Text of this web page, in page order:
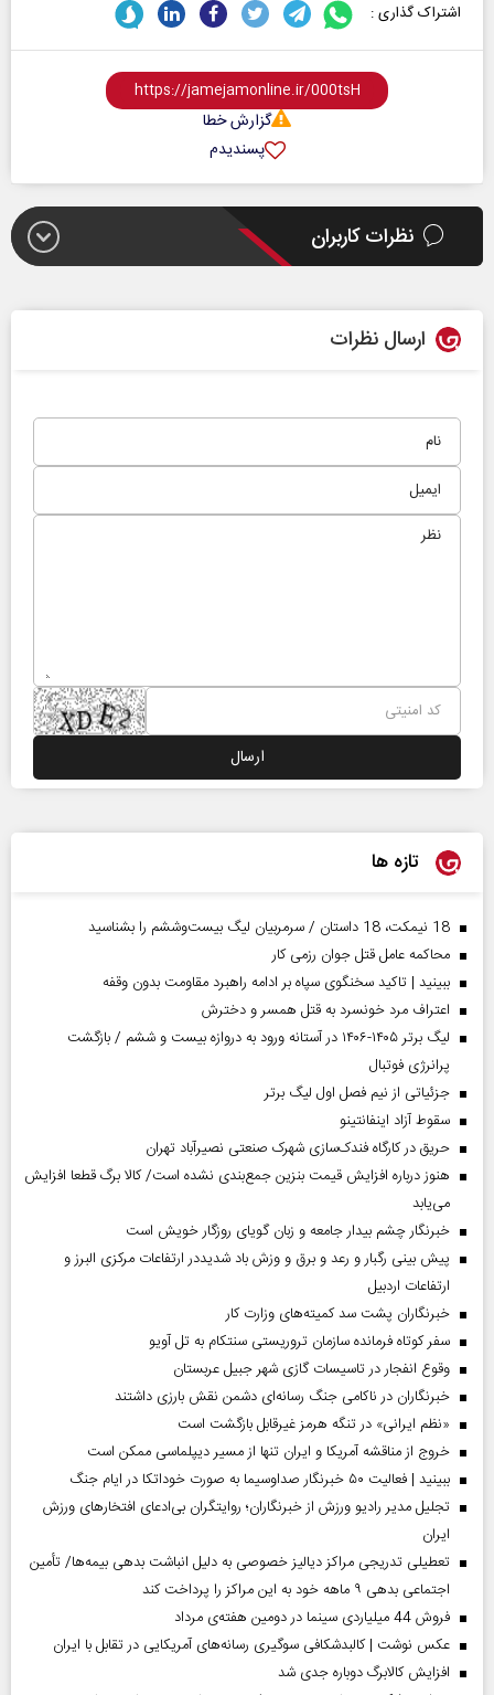
اشتراک گذاری :
گزارش خطا
پسندیدم
نظرات کاربران
ارسال نظرات
تازه ها
18 نیمکت، 18 داستان / سرمربیان لیگ بیست‌وششم را بشناسید
محاکمه عامل قتل جوان رزمی کار
ببینید | تاکید سخنگوی سپاه بر ادامه راهبرد مقاومت بدون وقفه
اعتراف مرد خونسرد به قتل همسر و دخترش
لیگ برتر ۱۴۰۵-۱۴۰۶ در آستانه ورود به دروازه بیست و ششم / بازگشت
پرانرژی فوتبال
جزئیاتی از نیم فصل اول لیگ برتر
سقوط آزاد اینفانتینو
حریق در کارگاه فندک‌سازی شهرک صنعتی نصیرآباد تهران
هنوز درباره افزایش قیمت بنزین جمع‌بندی نشده است/ کالا برگ قطعا افزایش
می‌یابد
خبرنگار چشم بیدار جامعه و زبان گویای روزگار خویش است
پیش بینی رگبار و رعد و برق و وزش باد شدیددر ارتفاعات مرکزی البرز و
ارتفاعات اردبیل
خبرنگاران پشت سد کمیته‌های وزارت کار
سفر کوتاه فرمانده سازمان تروریستی سنتکام به تل آویو
وقوع انفجار در تاسیسات گازی شهر جبیل عربستان
خبرنگاران در ناکامی جنگ رسانه‌ای دشمن نقش بارزی داشتند
«نظم ایرانی» در تنگه هرمز غیرقابل بازگشت است
خروج از مناقشه آمریکا و ایران تنها از مسیر دیپلماسی ممکن است
ببینید | فعالیت ۵۰ خبرنگار صداوسیما به صورت خوداتکا در ایام جنگ
تجلیل مدیر رادیو ورزش از خبرنگاران؛ روایتگران بی‌ادعای افتخارهای ورزش
ایران
تعطیلی تدریجی مراکز دیالیز خصوصی به دلیل انباشت بدهی بیمه‌ها/ تأمین
اجتماعی بدهی ۹ ماهه خود به این مراکز را پرداخت کند
فروش 44 میلیاردی سینما در دومین هفته‌ی مرداد
عکس نوشت | کالبدشکافی سوگیری رسانه‌های آمریکایی در تقابل با ایران
افزایش کالابرگ دوباره جدی شد